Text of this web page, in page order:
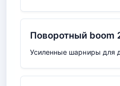
Поворотный boom
Усиленные шарниры для